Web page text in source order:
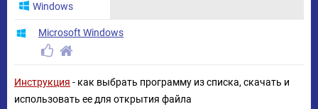
Windows
Microsoft Windows
Инструкция - как выбрать программу из списка, скачать и
использовать ее для открытия файла